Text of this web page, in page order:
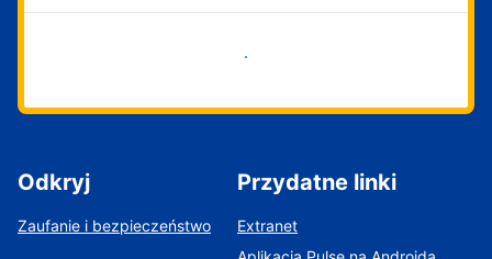
Zacznij już teraz
Odkryj
Zaufanie i bezpieczeństwo
Przydatne linki
Extranet